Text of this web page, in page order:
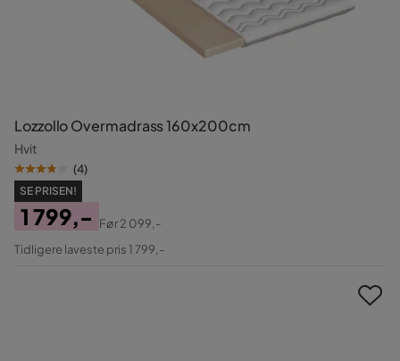
Lozzollo Overmadrass 160x200cm
Hvit
(4)
SE PRISEN!
Pris
1 799,-
Original
Før2 099,-
Tidligere laveste pris 1 799,-